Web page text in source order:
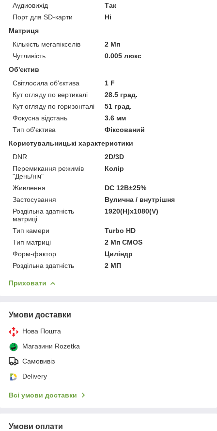
Аудиовихід
Так
Порт для SD-карти
Ні
Матриця
Кількість мегапікселів
2 Мп
Чутливість
0.005 люкс
Об'єктив
Світлосила об'єктива
1 F
Кут огляду по вертикалі
28.5 град.
Кут огляду по горизонталі
51 град.
Фокусна відстань
3.6 мм
Тип об'єктива
Фіксований
Користувальницькі характеристики
DNR
2D/3D
Перемикання режимів
"День/ніч"
Колір
Живлення
DC 12В±25%
Застосування
Вулична / внутрішня
Роздільна здатність
матриці
1920(H)х1080(V)
Тип камери
Turbo HD
Тип матриці
2 Мп CMOS
Форм-фактор
Циліндр
Роздільна здатність
2 МП
Приховати
Умови доставки
Нова Пошта
Магазини Rozetka
Самовивіз
Delivery
Всі умови доставки
Умови оплати